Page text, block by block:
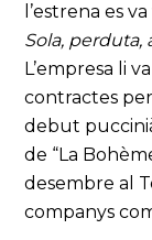
l’estrena es
Sola,
L’empresa li
contractes
debut
de “La
desembre al
companys